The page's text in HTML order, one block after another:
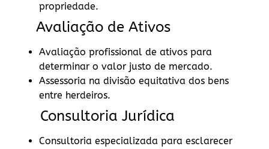
propriedade.
Avaliação de Ativos
Avaliação profissional de ativos para
determinar o valor justo de mercado.
Assessoria na divisão equitativa dos bens
entre herdeiros.
Consultoria Jurídica
Consultoria especializada para esclarecer